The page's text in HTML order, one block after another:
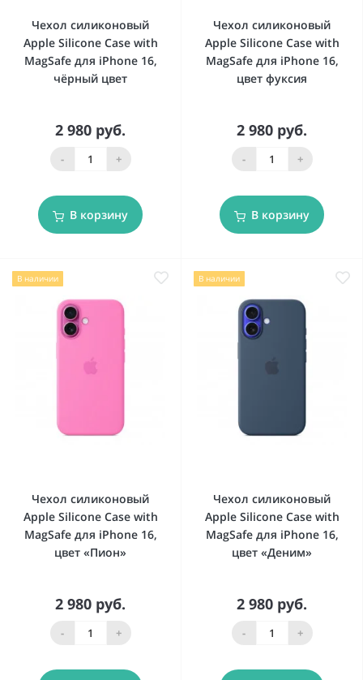
Чехол силиконовый
Apple Silicone Case with
MagSafe для iPhone 16,
чёрный цвет
2 980 руб.
- +
В корзину
Чехол силиконовый
Apple Silicone Case with
MagSafe для iPhone 16,
цвет фуксия
2 980 руб.
- +
В корзину
В наличии
Чехол силиконовый
Apple Silicone Case with
MagSafe для iPhone 16,
цвет «Пион»
2 980 руб.
- +
В наличии
Чехол силиконовый
Apple Silicone Case with
MagSafe для iPhone 16,
цвет «Деним»
2 980 руб.
- +